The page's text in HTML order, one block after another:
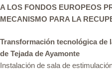
A LOS FONDOS EUROPEOS
MECANISMO PARA LA
Transformación tecnológica de
de Tejada de Ayamonte
Instalación de sala de